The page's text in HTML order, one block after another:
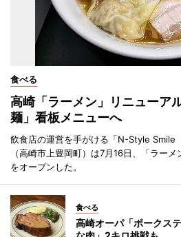
食べる
高崎「ラーメン」リニュー
麺」看板メニューへ
飲食店の運営を手がける「N-Style Smile
（高崎市上豊岡町）は7月16日、「ラーメ
をオープンした。
食べる
高崎オーパ「ポークス